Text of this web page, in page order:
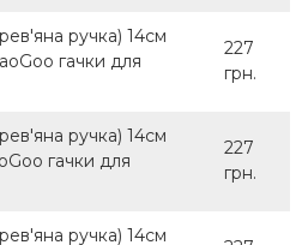
ручка) 14см
гачки для
227
грн.
ручка) 14см
гачки для
227
грн.
ручка) 14см